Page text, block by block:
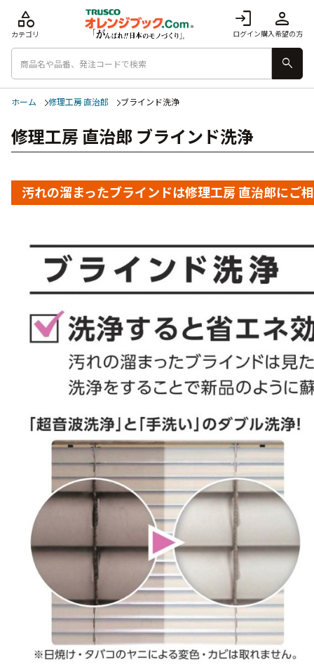
login
ログイン
person
購入希望の方
category
カテゴリ
search
ホーム 修理工房 直治郎 ブラインド洗浄
修理工房 直治郎 ブラインド洗浄
汚れの溜まったブラインドは修理工房 直治郎にご